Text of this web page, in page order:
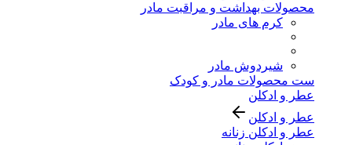
محصولات بهداشت و مراقبت مادر
کرم های مادر
شیردوش مادر
ست محصولات مادر و کودک
عطر و ادکلن
عطر و ادکلن
عطر و ادکلن زنانه